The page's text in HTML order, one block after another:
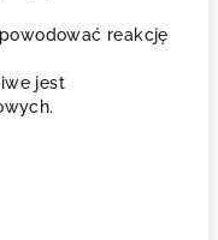
reakcję
jest